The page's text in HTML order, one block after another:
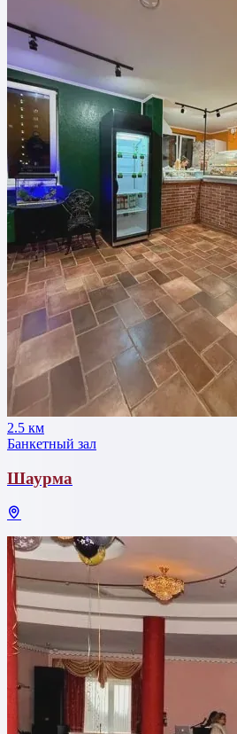
2.5 км
Банкетный зал
Шаурма